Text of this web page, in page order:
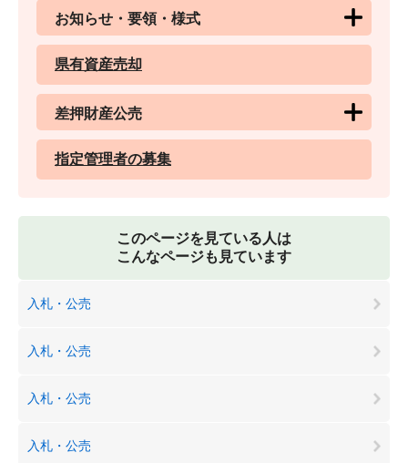
お知らせ・要領・様式
県有資産売却
差押財産公売
指定管理者の募集
このページを見ている人は
こんなページも見ています
入札・公売
入札・公売
入札・公売
入札・公売